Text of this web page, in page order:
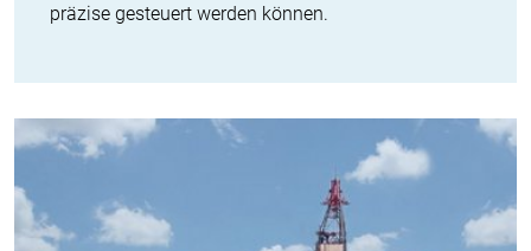
präzise gesteuert werden können.